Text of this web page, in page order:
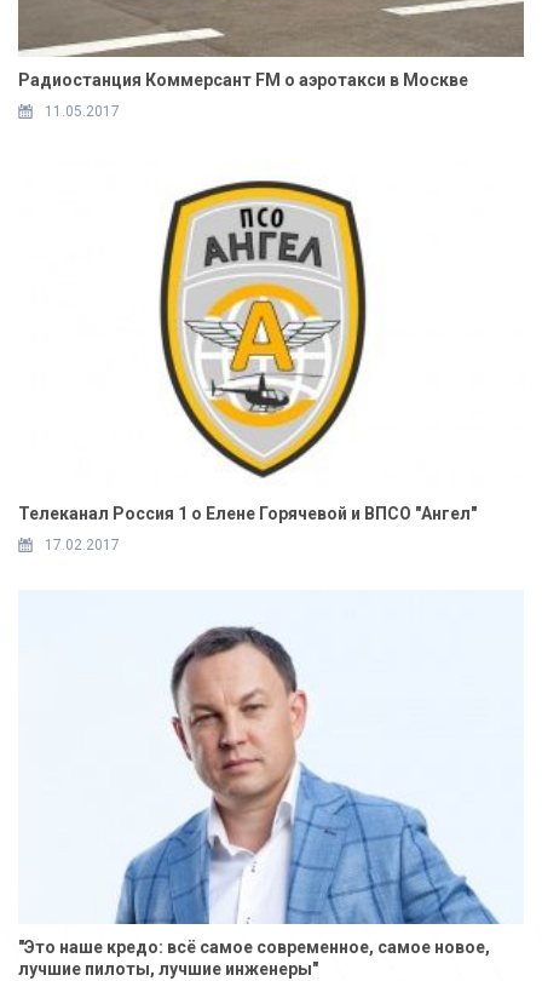
Радиостанция Коммерсант FM о аэротакси в Москве
11.05.2017
Телеканал Россия 1 о Елене Горячевой и ВПСО "Ангел"
17.02.2017
"Это наше кредо: всё самое современное, самое новое,
лучшие пилоты, лучшие инженеры"